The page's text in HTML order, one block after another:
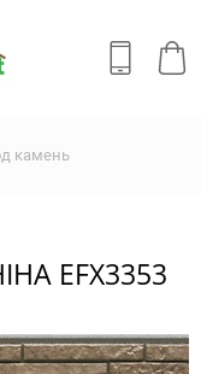
камень
EFX3353